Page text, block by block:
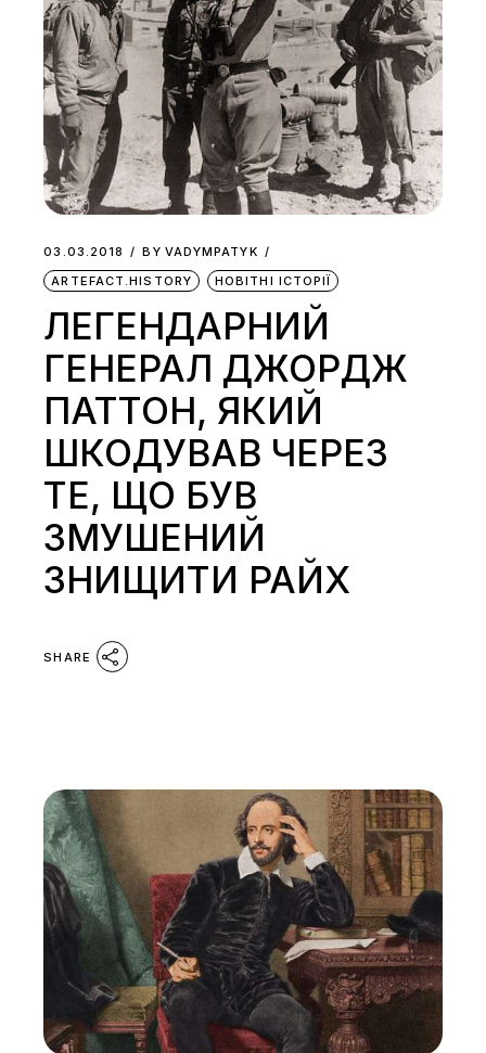
03.03.2018 BY VADYMPATYK
ARTEFACT.HISTORY
НОВІТНІ ІСТОРІЇ
ЛЕГЕНДАРНИЙ
ГЕНЕРАЛ ДЖОРДЖ
ПАТТОН, ЯКИЙ
ШКОДУВАВ ЧЕРЕЗ
ТЕ, ЩО БУВ
ЗМУШЕНИЙ
ЗНИЩИТИ РАЙХ
SHARE